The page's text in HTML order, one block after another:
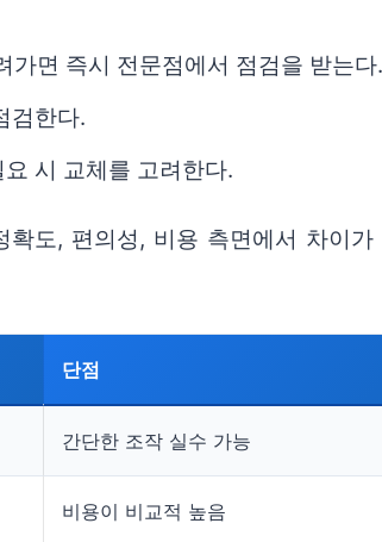
가면 즉시 전문점에서 점검을 받는다.
검한다.
시 교체를 고려한다.
도, 편의성, 비용 측면에서 차이
단점
간단한 조작 실수 가능
비용이 비교적 높음